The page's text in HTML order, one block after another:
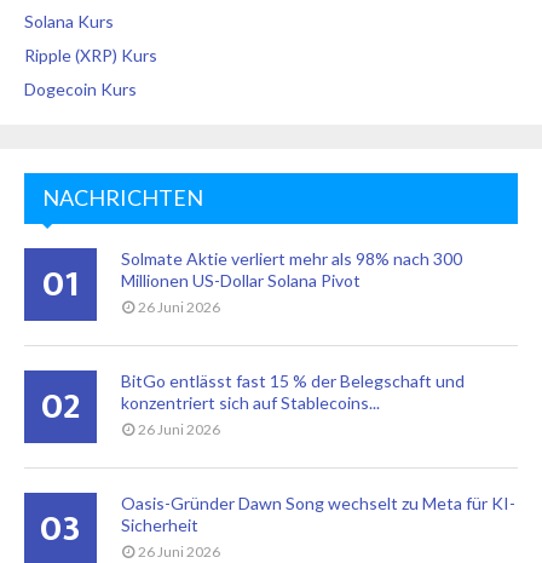
Solana Kurs
Ripple (XRP) Kurs
Dogecoin Kurs
NACHRICHTEN
01
Solmate Aktie verliert mehr als 98% nach 300
Millionen US-Dollar Solana Pivot
26 Juni 2026
02
BitGo entlässt fast 15 % der Belegschaft und
konzentriert sich auf Stablecoins...
26 Juni 2026
03
Oasis-Gründer Dawn Song wechselt zu Meta für KI-
Sicherheit
26 Juni 2026